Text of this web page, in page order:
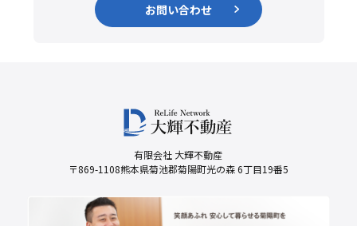
お問い合わせ
有限会社 大輝不動産
〒869-1108熊本県菊池郡菊陽町光の森 6丁目19番5